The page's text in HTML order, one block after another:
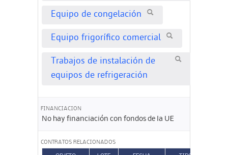
Equipo de congelación
Equipo frigorífico comercial
Trabajos de instalación de
equipos de refrigeración
FINANCIACION
No hay financiación con fondos de la UE
CONTRATOS RELACIONADOS